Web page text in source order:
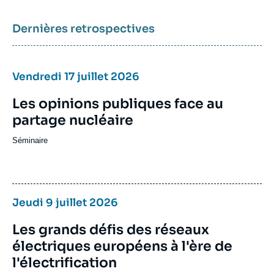
Brief des experts
Voir plus
Mercredi 8 juillet 2026
Le rôle du renseignement dans la
Brown Bag Seminar Series-Conférence
Dernières retrospectives
Vendredi 17 juillet 2026
Les opinions publiques face au
partage nucléaire
Séminaire
Jeudi 9 juillet 2026
Les grands défis des réseaux
électriques européens à l'ère de
l'électrification